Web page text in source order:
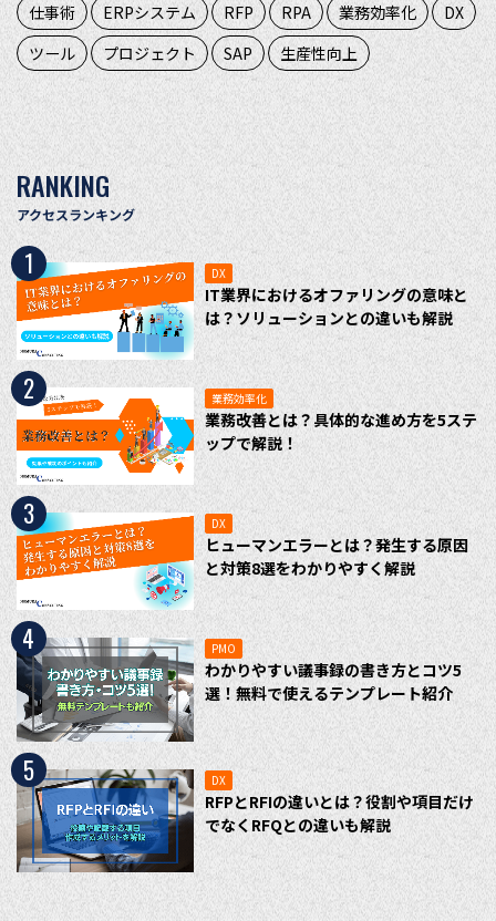
仕事術 ERPシステム RFP RPA 業務効率化
DX
ツール
プロジェクト SAP 生産性向上
RANKING
アクセスランキング
1 DX
IT業界におけるオファリングの意味と
は？ソリューションとの違いも解説
2 業務効率化
業務改善とは？具体的な進め方を5ステ
ップで解説！
3 DX
ヒューマンエラーとは？発生する原因
と対策8選をわかりやすく解説
4 PMO
わかりやすい議事録の書き方とコツ5
選！無料で使えるテンプレート紹介
5 DX
RFPとRFIの違いとは？役割や項目だけ
でなくRFQとの違いも解説